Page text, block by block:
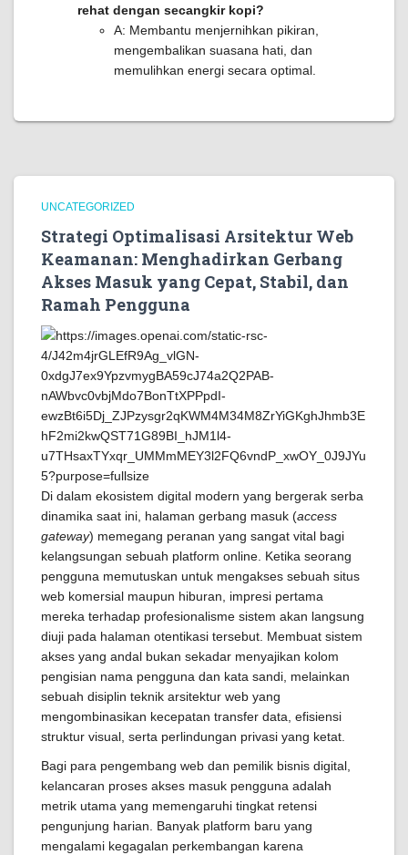
rehat dengan secangkir kopi?
A: Membantu menjernihkan pikiran,
mengembalikan suasana hati, dan
memulihkan energi secara optimal.
UNCATEGORIZED
Strategi Optimalisasi Arsitektur Web
Keamanan: Menghadirkan Gerbang
Akses Masuk yang Cepat, Stabil, dan
Ramah Pengguna
Di dalam ekosistem digital modern yang bergerak serba
dinamika saat ini, halaman gerbang masuk (access
gateway) memegang peranan yang sangat vital bagi
kelangsungan sebuah platform online. Ketika seorang
pengguna memutuskan untuk mengakses sebuah situs
web komersial maupun hiburan, impresi pertama
mereka terhadap profesionalisme sistem akan langsung
diuji pada halaman otentikasi tersebut. Membuat sistem
akses yang andal bukan sekadar menyajikan kolom
pengisian nama pengguna dan kata sandi, melainkan
sebuah disiplin teknik arsitektur web yang
mengombinasikan kecepatan transfer data, efisiensi
struktur visual, serta perlindungan privasi yang ketat.
Bagi para pengembang web dan pemilik bisnis digital,
kelancaran proses akses masuk pengguna adalah
metrik utama yang memengaruhi tingkat retensi
pengunjung harian. Banyak platform baru yang
mengalami kegagalan perkembangan karena